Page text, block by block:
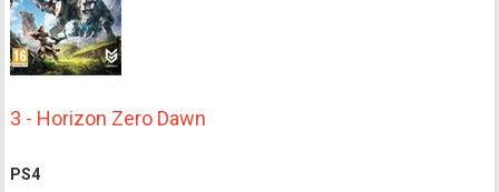
3 - Horizon Zero Dawn
PS4